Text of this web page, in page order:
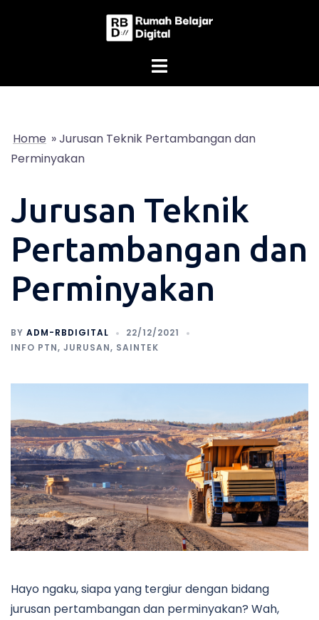
Home »Jurusan Teknik Pertambangan dan
Perminyakan
Jurusan Teknik
Pertambangan dan
Perminyakan
BY ADM-RBDIGITAL
22/12/2021
INFO PTN, JURUSAN, SAINTEK
Hayo ngaku, siapa yang tergiur dengan bidang
jurusan pertambangan dan perminyakan? Wah,